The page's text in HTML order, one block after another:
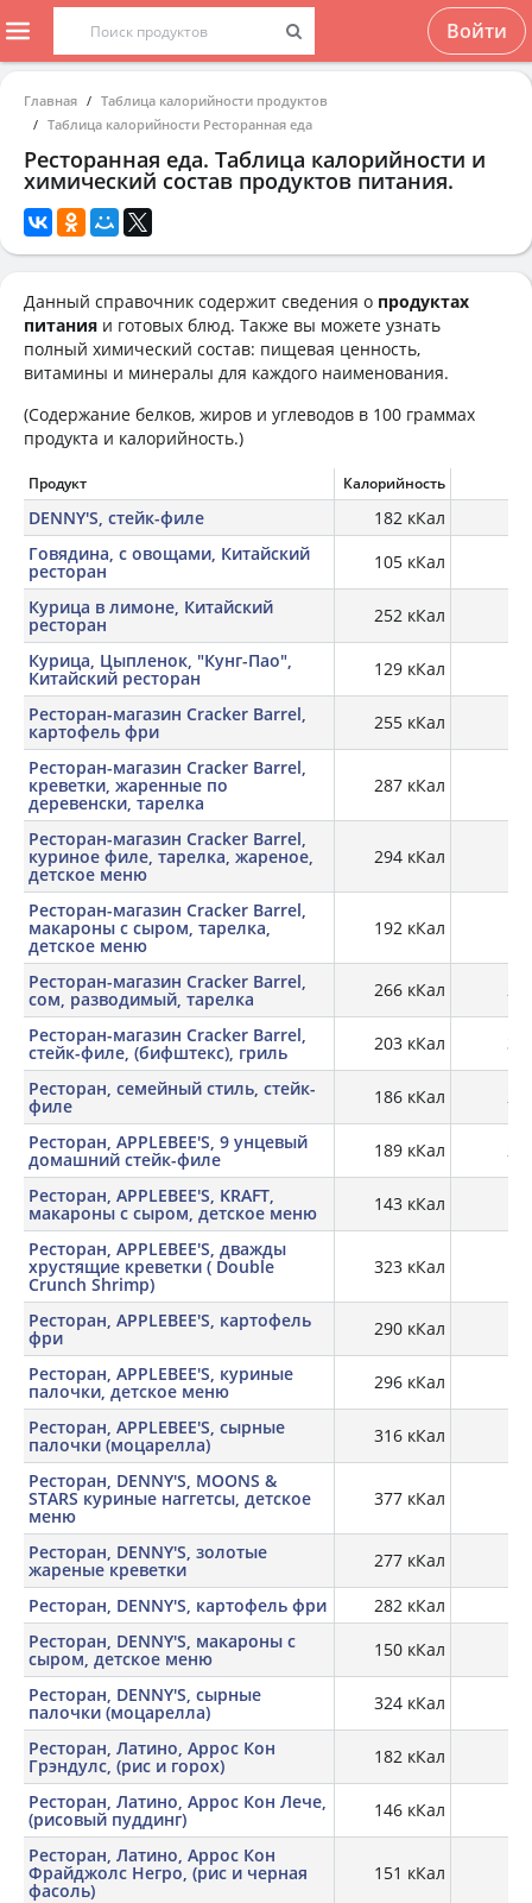
Войти
Главная
Таблица калорийности продуктов
Таблица калорийности Ресторанная еда
Ресторанная еда. Таблица калорийности и
химический состав продуктов питания.
Данный справочник содержит сведения о продуктах
питания и готовых блюд. Также вы можете узнать
полный химический состав: пищевая ценность,
витамины и минералы для каждого наименования.
(Содержание белков, жиров и углеводов в 100 граммах
продукта и калорийность.)
Продукт Калорийность
DENNY'S, стейк-филе 182 кКал
Говядина, с овощами, Китайский
ресторан 105 кКал
Курица в лимоне, Китайский
ресторан 252 кКал
Курица, Цыпленок, "Кунг-Пао",
Китайский ресторан 129 кКал
Ресторан-магазин Cracker Barrel,
картофель фри 255 кКал
Ресторан-магазин Cracker Barrel,
креветки, жаренные по
деревенски, тарелка
287 кКал
Ресторан-магазин Cracker Barrel,
куриное филе, тарелка, жареное,
детское меню
294 кКал
Ресторан-магазин Cracker Barrel,
макароны с сыром, тарелка,
детское меню
192 кКал
Ресторан-магазин Cracker Barrel,
сом, разводимый, тарелка 266 кКал
Ресторан-магазин Cracker Barrel,
стейк-филе, (бифштекс), гриль 203 кКал
Ресторан, семейный стиль, стейк-
филе 186 кКал
Ресторан, APPLEBEE'S, 9 унцевый
домашний стейк-филе 189 кКал
Ресторан, APPLEBEE'S, KRAFT,
макароны с сыром, детское меню 143 кКал
Ресторан, APPLEBEE'S, дважды
хрустящие креветки ( Double
Crunch Shrimp)
323 кКал
Ресторан, APPLEBEE'S, картофель
фри 290 кКал
Ресторан, APPLEBEE'S, куриные
палочки, детское меню 296 кКал
Ресторан, APPLEBEE'S, сырные
палочки (моцарелла) 316 кКал
Ресторан, DENNY'S, MOONS &
STARS куриные наггетсы, детское
меню
377 кКал
Ресторан, DENNY'S, золотые
жареные креветки 277 кКал
Ресторан, DENNY'S, картофель фри
282 кКал
Ресторан, DENNY'S, макароны с
сыром, детское меню 150 кКал
Ресторан, DENNY'S, сырные
палочки (моцарелла) 324 кКал
Ресторан, Латино, Аррос Кон
Грэндулс, (рис и горох) 182 кКал
Ресторан, Латино, Аррос Кон Лече,
(рисовый пуддинг) 146 кКал
Ресторан, Латино, Аррос Кон
Фрайджолс Негро, (рис и черная
фасоль)
151 кКал